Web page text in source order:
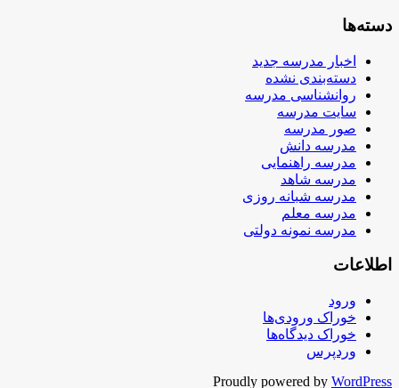
دسته‌ها
اخبار مدرسه جدید
دسته‌بندی نشده
روانشناسی مدرسه
سایت مدرسه
صور مدرسه
مدرسه دانش
مدرسه راهنمایی
مدرسه شاهد
مدرسه شبانه روزی
مدرسه معلم
مدرسه نمونه دولتی
اطلاعات
ورود
خوراک ورودی‌ها
خوراک دیدگاه‌ها
وردپرس
Proudly powered by WordPress